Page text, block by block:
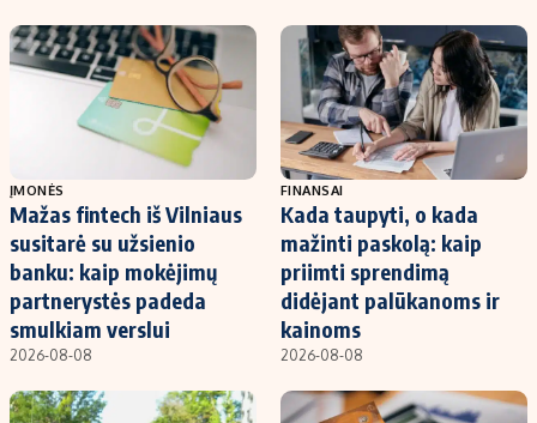
ĮMONĖS
Mažas fintech iš Vilniaus
susitarė su užsienio
banku: kaip mokėjimų
partnerystės padeda
smulkiam verslui
2026-08-08
FINANSAI
Kada taupyti, o kada
mažinti paskolą: kaip
priimti sprendimą
didėjant palūkanoms ir
kainoms
2026-08-08